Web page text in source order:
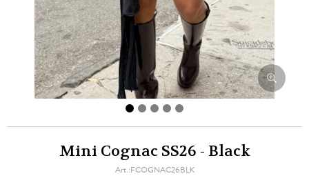
Mini Cognac SS26 - Black
FCOGNAC26BLK